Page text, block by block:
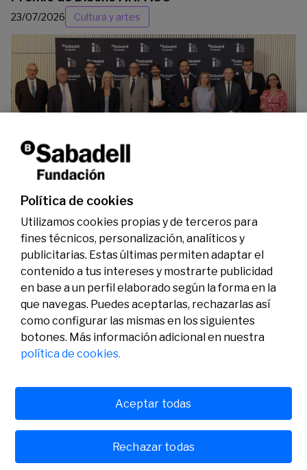
23/07/2026 Cultura y artes
La Fundación Banco Sabadell reconoce a dos
investigadores en los ámbitos de la edición del
genoma y la energía limpia
07/07/2026 Premios
Legal
Aviso legal
Política de privacidad
Actividad
Convocatorias
Premios
Social
© Fundación Banco Sabadell 2024 todos los derechos
Política de cookies
Utilizamos cookies propias y de terceros para
fines técnicos, personalización, analíticos y
publicitarias. Estas últimas permiten adaptar el
contenido a tus intereses y mostrarte publicidad
en base a un perfil elaborado según la forma en la
que navegas. Puedes aceptarlas, rechazarlas así
como configurar las mismas en los siguientes
botones. Más información adicional en nuestra
política de cookies.
Rechazar todas
Aceptar todas